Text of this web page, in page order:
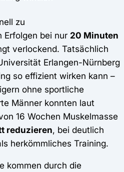
zu
Erfolgen bei nur 20 Minuten
verlockend. Tatsächlich
Erlangen-Nürnberg
so effizient wirken kann –
ohne sportliche
Männer konnten laut
16 Wochen Muskelmasse
reduzieren, bei deutlich
herkömmliches Training.
kommen durch die